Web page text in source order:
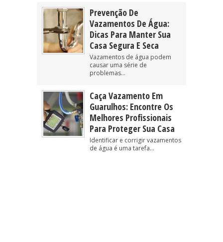
Prevenção De
Vazamentos De Água:
Dicas Para Manter Sua
Casa Segura E Seca
Vazamentos de água podem
causar uma série de
problemas...
Caça Vazamento Em
Guarulhos: Encontre Os
Melhores Profissionais
Para Proteger Sua Casa
Identificar e corrigir vazamentos
de água é uma tarefa...